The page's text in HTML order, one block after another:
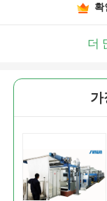
확
더
가